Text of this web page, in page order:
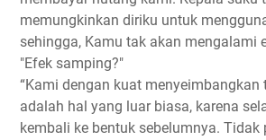
memungkinkan diriku untuk
sehingga, Kamu tak akan mengalami
"Efek samping?"
“Kami dengan kuat menyeimbangkan
adalah hal yang luar biasa, karena
kembali ke bentuk sebelumnya. Tidak